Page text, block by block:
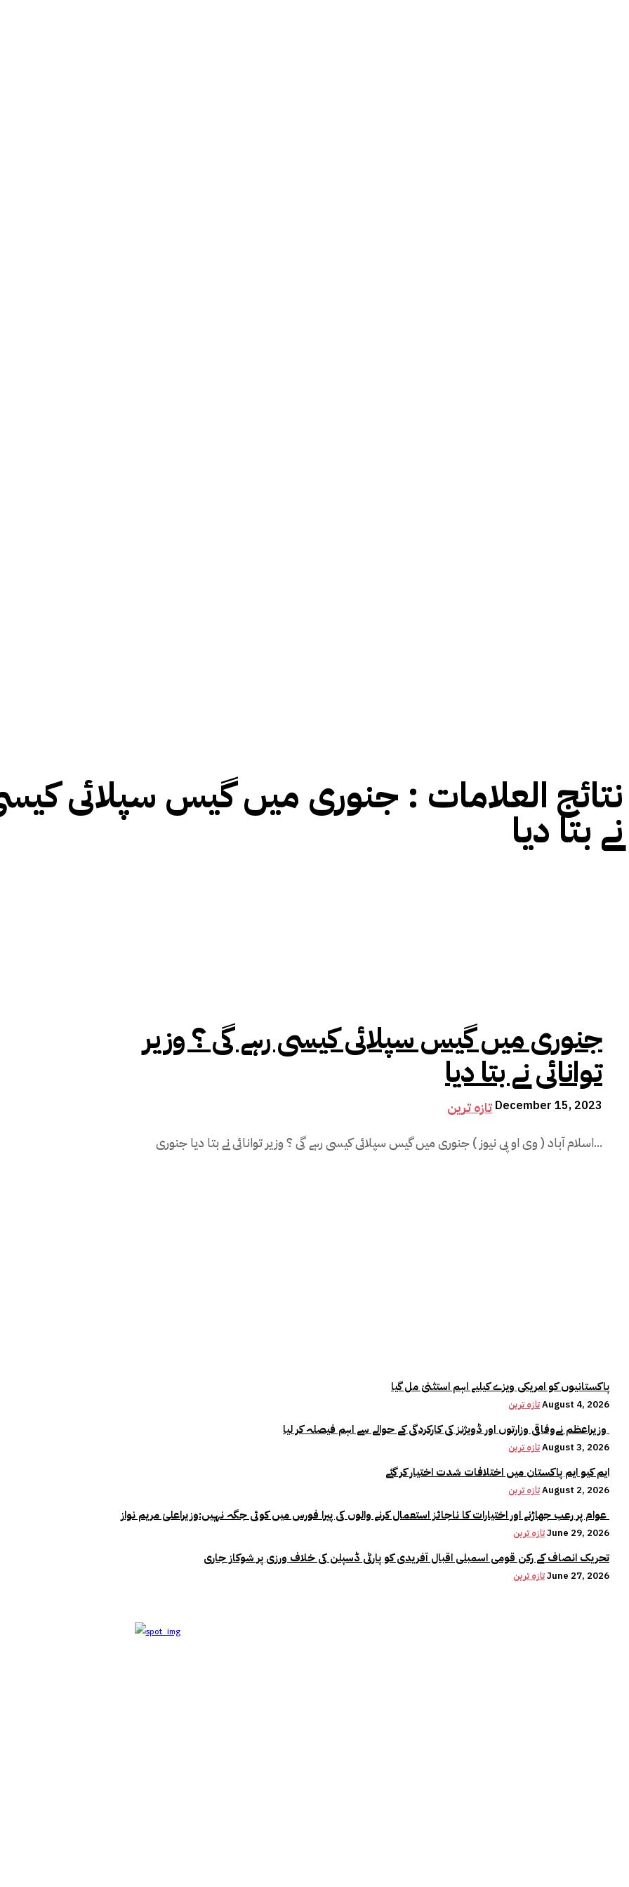
نتائج العلامات : جنوری میں گیس سپلائی کیسی
نے بتا دیا
جنوری میں گیس سپلائی کیسی رہے گی ؟ وزیر
توانائی نے بتا دیا
تازہ ترین December 15, 2023
اسلام آباد ( وی او پی نیوز ) جنوری میں گیس سپلائی کیسی رہے گی ؟ وزیر توانائی نے بتا دیا جنوری...
پاکستانیوں کو امریکی ویزے کیلیے اہم استثنیٰ مل گیا
تازہ ترینAugust 4, 2026
تازہ ترینAugust 3, 2026
ایم کیو ایم پاکستان میں اختلافات شدت اختیار کر گئے
تازہ ترینAugust 2, 2026
تازہ ترینJune 29, 2026
تحریک انصاف کے رکن قومی اسمبلی اقبال آفریدی کو پارٹی ڈسپلن کی خلاف ورزی پر شوکاز جاری
تازہ ترینJune 27, 2026